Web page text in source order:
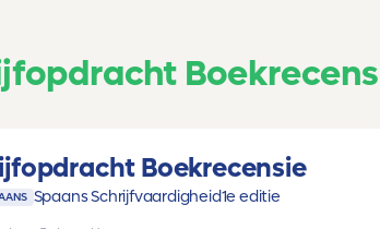
Boekrecensie
Spaans Schrijfvaardigheid1e editie